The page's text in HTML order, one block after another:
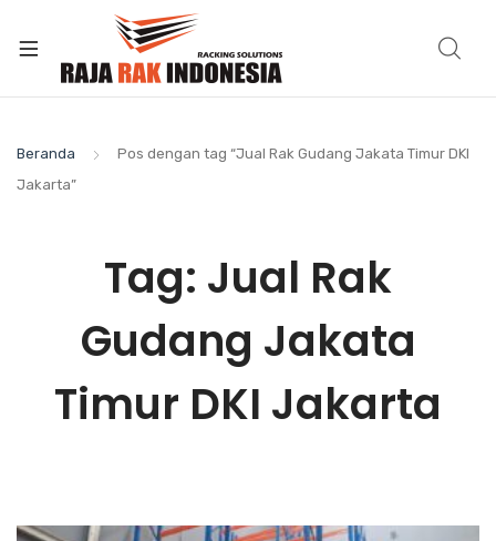
Beranda
Pos dengan tag “Jual Rak Gudang Jakata Timur DKI
Jakarta”
Tag: Jual Rak
Gudang Jakata
Timur DKI Jakarta